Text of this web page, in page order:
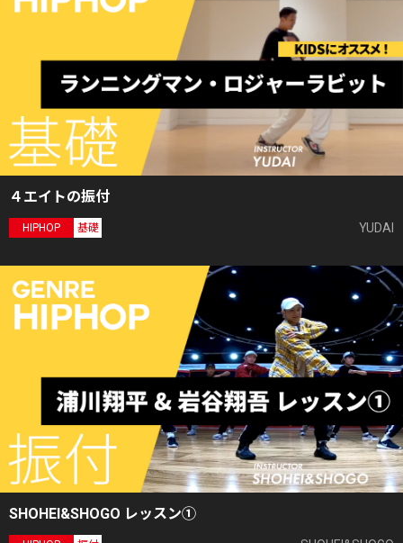
４エイトの振付
HIPHOP 基礎 YUDAI
SHOHEI&SHOGO レッスン①